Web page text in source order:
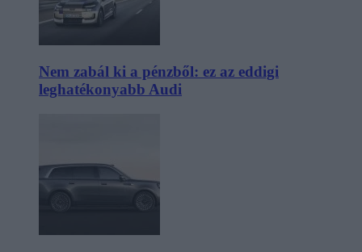
Nem zabál ki a pénzből: ez az eddigi
leghatékonyabb Audi